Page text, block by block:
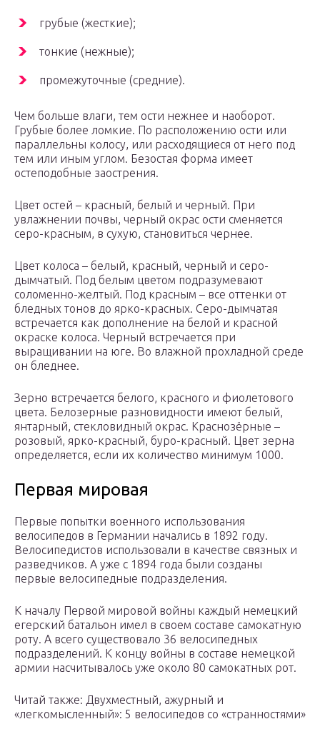
грубые (жесткие);
тонкие (нежные);
промежуточные (средние).
Чем больше влаги, тем ости нежнее и наоборот.
Грубые более ломкие. По расположению ости или
параллельны колосу, или расходящиеся от него под
тем или иным углом. Безостая форма имеет
остеподобные заострения.
Цвет остей – красный, белый и черный. При
увлажнении почвы, черный окрас ости сменяется
серо-красным, в сухую, становиться чернее.
Цвет колоса – белый, красный, черный и серо-
дымчатый. Под белым цветом подразумевают
соломенно-желтый. Под красным – все оттенки от
бледных тонов до ярко-красных. Серо-дымчатая
встречается как дополнение на белой и красной
окраске колоса. Черный встречается при
выращивании на юге. Во влажной прохладной среде
он бледнее.
Зерно встречается белого, красного и фиолетового
цвета. Белозерные разновидности имеют белый,
янтарный, стекловидный окрас. Краснозёрные –
розовый, ярко-красный, буро-красный. Цвет зерна
определяется, если их количество минимум 1000.
Первая мировая
Первые попытки военного использования
велосипедов в Германии начались в 1892 году.
Велосипедистов использовали в качестве связных и
разведчиков. А уже с 1894 года были созданы
первые велосипедные подразделения.
К началу Первой мировой войны каждый немецкий
егерский батальон имел в своем составе самокатную
роту. А всего существовало 36 велосипедных
подразделений. К концу войны в составе немецкой
армии насчитывалось уже около 80 самокатных рот.
Читай также: Двухместный, ажурный и
«легкомысленный»: 5 велосипедов со «странностями»